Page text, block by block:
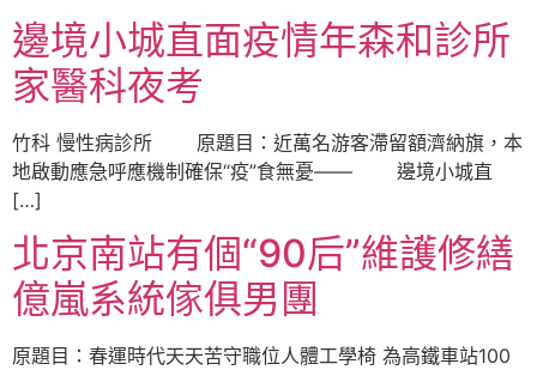
邊境小城直面疫情年森和診所
家醫科夜考
竹科 慢性病診所 原題目：近萬名游客滯留額濟納旗，本
地啟動應急呼應機制確保“疫”食無憂—— 邊境小城直
[…]
北京南站有個“90后”維護修繕
億嵐系統傢俱男團
原題目：春運時代天天苦守職位人體工學椅 為高鐵車站100